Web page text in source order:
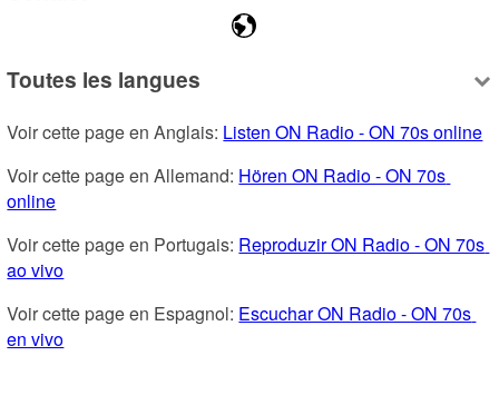
Toutes les langues
Voir cette page en Anglais: Listen ON Radio - ON 70s online
Voir cette page en Allemand: Hören ON Radio - ON 70s
online
Voir cette page en Portugais: Reproduzir ON Radio - ON 70s
ao vivo
Voir cette page en Espagnol: Escuchar ON Radio - ON 70s
en vivo